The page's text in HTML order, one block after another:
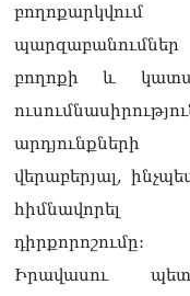
բողոքի և
արդյունքների
վերաբերյալ,
դիրքորոշումը:
Իրավասու